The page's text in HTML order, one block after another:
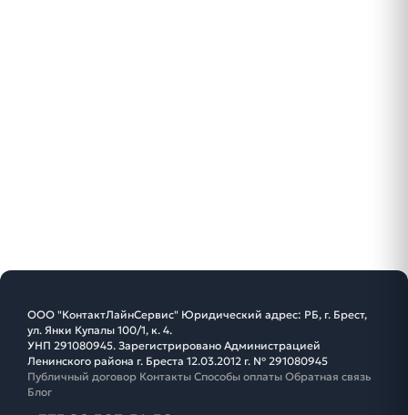
ООО "КонтактЛайнСервис" Юридический адрес: РБ, г. Брест,
ул. Янки Купалы 100/1, к. 4.
УНП 291080945. Зарегистрировано Администрацией
Ленинского района г. Бреста 12.03.2012 г. № 291080945
Публичный договор Контакты Способы оплаты Обратная связь
Блог